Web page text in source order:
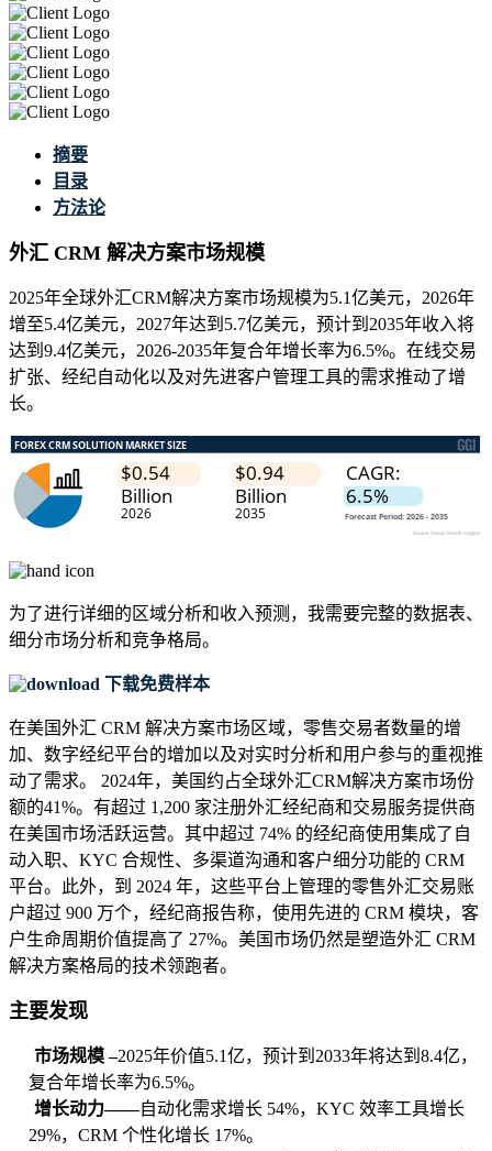
摘要
目录
方法论
外汇 CRM 解决方案市场规模
2025年全球外汇CRM解决方案市场规模为5.1亿美元，2026年
增至5.4亿美元，2027年达到5.7亿美元，预计到2035年收入将
达到9.4亿美元，2026-2035年复合年增长率为6.5%。在线交易
扩张、经纪自动化以及对先进客户管理工具的需求推动了增
长。
为了进行详细的区域分析和收入预测，我需要完整的数据表、
细分市场分析和竞争格局。
下载免费样本
在美国外汇 CRM 解决方案市场区域，零售交易者数量的增
加、数字经纪平台的增加以及对实时分析和用户参与的重视推
动了需求。 2024年，美国约占全球外汇CRM解决方案市场份
额的41%。有超过 1,200 家注册外汇经纪商和交易服务提供商
在美国市场活跃运营。其中超过 74% 的经纪商使用集成了自
动入职、KYC 合规性、多渠道沟通和客户细分功能的 CRM
平台。此外，到 2024 年，这些平台上管理的零售外汇交易账
户超过 900 万个，经纪商报告称，使用先进的 CRM 模块，客
户生命周期价值提高了 27%。美国市场仍然是塑造外汇 CRM
解决方案格局的技术领跑者。
主要发现
市场规模 –2025年价值5.1亿，预计到2033年将达到8.4亿，
复合年增长率为6.5%。
增长动力——自动化需求增长 54%，KYC 效率工具增长
29%，CRM 个性化增长 17%。